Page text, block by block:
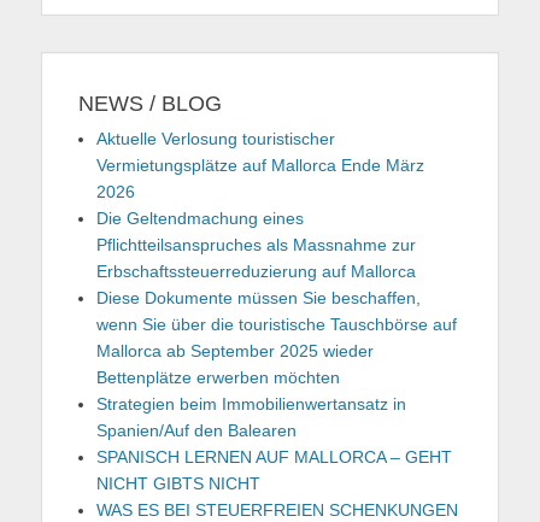
NEWS / BLOG
Aktuelle Verlosung touristischer
Vermietungsplätze auf Mallorca Ende März
2026
Die Geltendmachung eines
Pflichtteilsanspruches als Massnahme zur
Erbschaftssteuerreduzierung auf Mallorca
Diese Dokumente müssen Sie beschaffen,
wenn Sie über die touristische Tauschbörse auf
Mallorca ab September 2025 wieder
Bettenplätze erwerben möchten
Strategien beim Immobilienwertansatz in
Spanien/Auf den Balearen
SPANISCH LERNEN AUF MALLORCA – GEHT
NICHT GIBTS NICHT
WAS ES BEI STEUERFREIEN SCHENKUNGEN